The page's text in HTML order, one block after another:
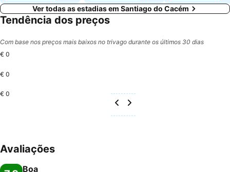
Ver todas as estadias em Santiago do Cacém
Tendência dos preços
Com base nos preços mais baixos no trivago durante os últimos 30 dias
€ 0
€ 0
€ 0
Avaliações
Boa